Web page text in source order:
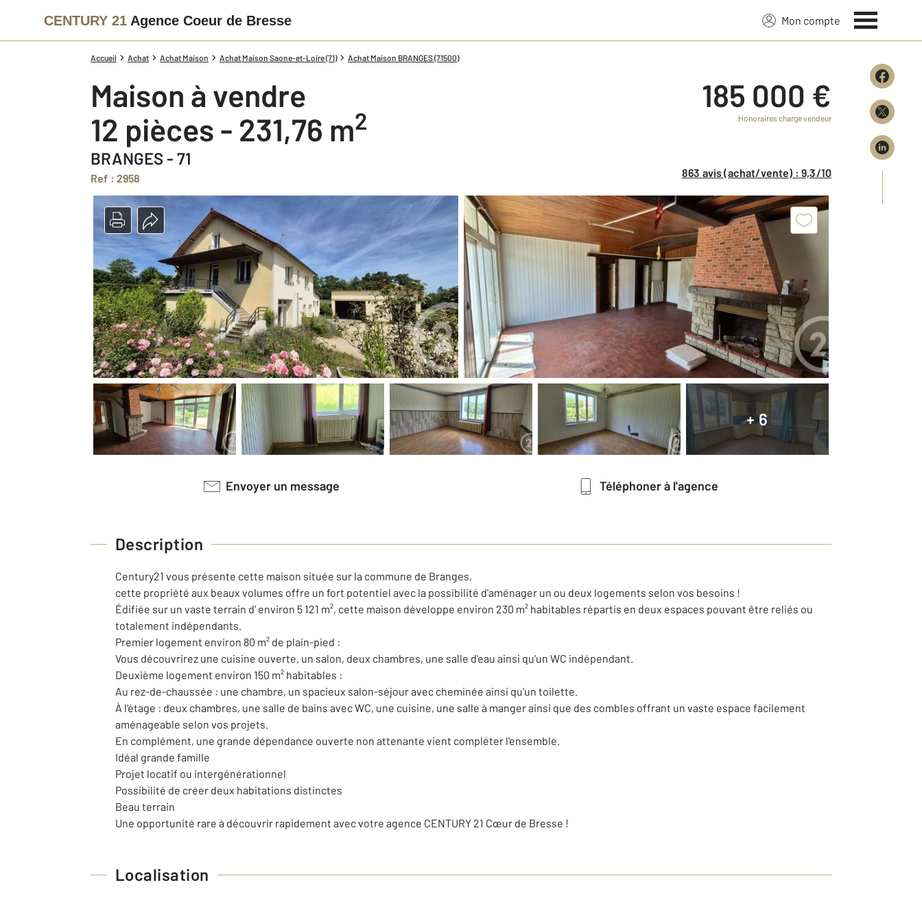
CENTURY 21 Agence Coeur de Bresse Mon compte
Accueil Achat Achat Maison Achat Maison Saone-et-Loire (71) Achat Maison BRANGES (71500)
Maison à vendre
12 pièces - 231,76 m2
BRANGES - 71
Ref : 2958
185 000 €
Honoraires charge vendeur
863 avis (achat/vente) : 9,3/10
+ 6
Envoyer un message Téléphoner à l'agence
Description
Century21 vous présente cette maison située sur la commune de Branges,
cette propriété aux beaux volumes offre un fort potentiel avec la possibilité d'aménager un ou deux logements selon vos besoins !
Édifiée sur un vaste terrain d' environ 5 121 m², cette maison développe environ 230 m² habitables répartis en deux espaces pouvant être reliés ou
totalement indépendants.
Premier logement environ 80 m² de plain-pied :
Vous découvrirez une cuisine ouverte, un salon, deux chambres, une salle d'eau ainsi qu'un WC indépendant.
Deuxième logement environ 150 m² habitables :
Au rez-de-chaussée : une chambre, un spacieux salon-séjour avec cheminée ainsi qu'un toilette.
À l'étage : deux chambres, une salle de bains avec WC, une cuisine, une salle à manger ainsi que des combles offrant un vaste espace facilement
aménageable selon vos projets.
En complément, une grande dépendance ouverte non attenante vient compléter l'ensemble.
Idéal grande famille
Projet locatif ou intergénérationnel
Possibilité de créer deux habitations distinctes
Beau terrain
Une opportunité rare à découvrir rapidement avec votre agence CENTURY 21 Cœur de Bresse !
Localisation